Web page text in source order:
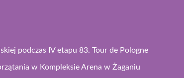
podczas IV etapu 83. Tour de Pologne
w Kompleksie Arena w Żaganiu